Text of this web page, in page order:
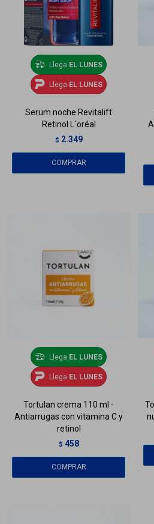
Llega EL LUNES
Llega EL LUNES
Serum noche Revitalift
Retinol L´oréal
$ 2.349
Llega EL LUNES
Llega EL LUNES
Tortulan crema 110 ml -
Antiarrugas con vitamina C y
retinol
$ 458